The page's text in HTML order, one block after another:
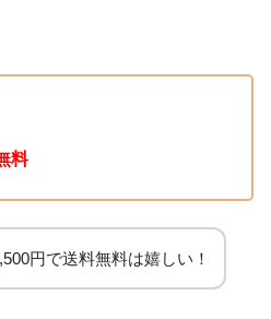
料
円で送料無料は嬉しい！